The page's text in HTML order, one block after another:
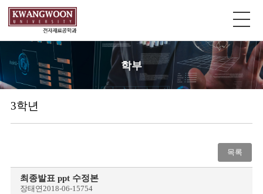
학부
3학년
목록
최종발표 ppt 수정본
장태연2018-06-15754